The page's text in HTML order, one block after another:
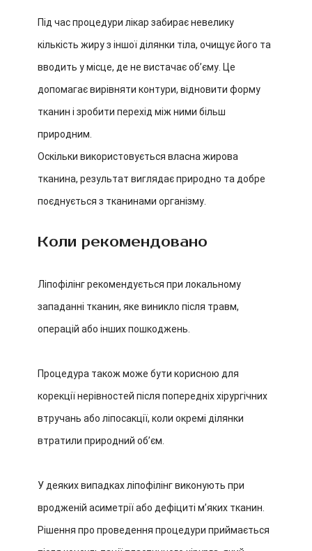
Під час процедури лікар забирає невелику
кількість жиру з іншої ділянки тіла, очищує його та
вводить у місце, де не вистачає об’єму. Це
допомагає вирівняти контури, відновити форму
тканин і зробити перехід між ними більш
природним.
Оскільки використовується власна жирова
тканина, результат виглядає природно та добре
поєднується з тканинами організму.
Коли рекомендовано
Ліпофілінг рекомендується при локальному
западанні тканин, яке виникло після травм,
операцій або інших пошкоджень.
Процедура також може бути корисною для
корекції нерівностей після попередніх хірургічних
втручань або ліпосакції, коли окремі ділянки
втратили природний об’єм.
У деяких випадках ліпофілінг виконують при
вродженій асиметрії або дефіциті м’яких тканин.
Рішення про проведення процедури приймається